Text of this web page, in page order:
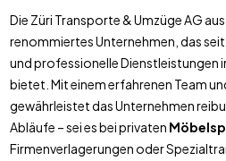
Die Züri Transporte & Umzüge AG aus
renommiertes Unternehmen, das
und professionelle Dienstleistungen
bietet. Mit einem erfahrenen Team
gewährleistet das Unternehmen
Abläufe – sei es bei privaten
Firmenverlagerungen oder